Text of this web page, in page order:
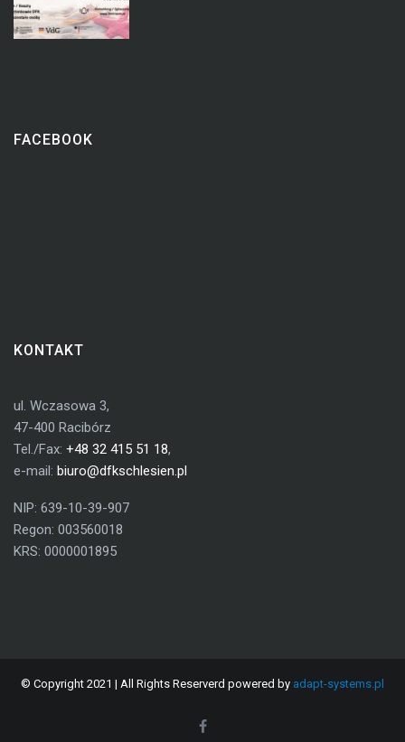
FACEBOOK
KONTAKT
ul. Wczasowa 3,
47-400 Racibórz
Tel./Fax: +48 32 415 51 18,
e-mail: biuro@dfkschlesien.pl
NIP: 639-10-39-907
Regon: 003560018
KRS: 0000001895
© Copyright 2021 | All Rights Reserverd powered by adapt-systems.pl